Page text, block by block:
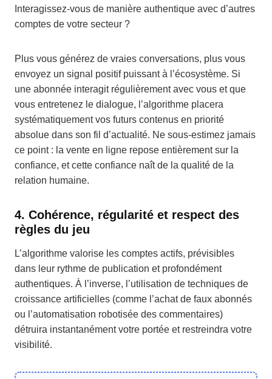
Interagissez-vous de manière authentique avec d’autres
comptes de votre secteur ?
Plus vous générez de vraies conversations, plus vous
envoyez un signal positif puissant à l’écosystème. Si
une abonnée interagit régulièrement avec vous et que
vous entretenez le dialogue, l’algorithme placera
systématiquement vos futurs contenus en priorité
absolue dans son fil d’actualité. Ne sous-estimez jamais
ce point : la vente en ligne repose entièrement sur la
confiance, et cette confiance naît de la qualité de la
relation humaine.
4. Cohérence, régularité et respect des
règles du jeu
L’algorithme valorise les comptes actifs, prévisibles
dans leur rythme de publication et profondément
authentiques. À l’inverse, l’utilisation de techniques de
croissance artificielles (comme l’achat de faux abonnés
ou l’automatisation robotisée des commentaires)
détruira instantanément votre portée et restreindra votre
visibilité.